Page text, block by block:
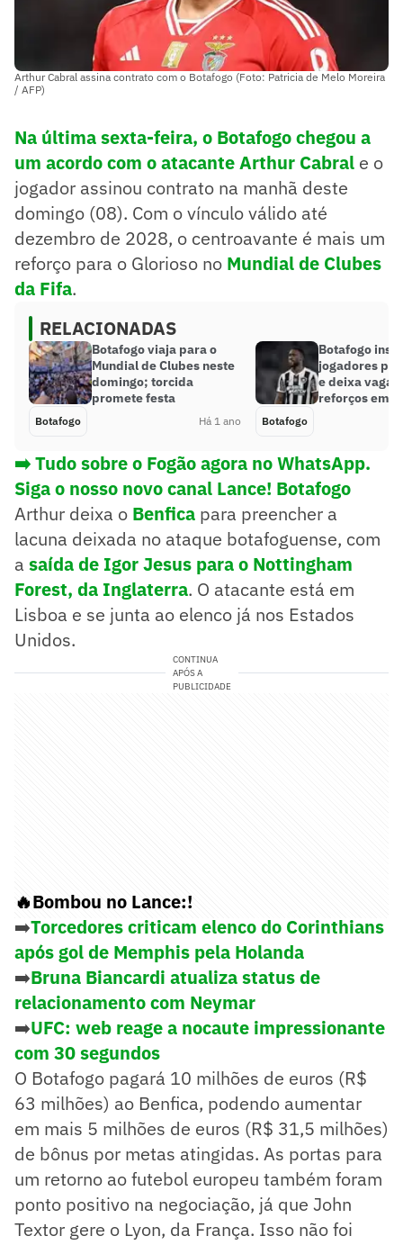
Arthur Cabral assina contrato com o Botafogo (Foto: Patricia de Melo Moreira
/ AFP)
Na última sexta-feira, o Botafogo chegou a
um acordo com o atacante Arthur Cabral e o
jogador assinou contrato na manhã deste
domingo (08). Com o vínculo válido até
dezembro de 2028, o centroavante é mais um
reforço para o Glorioso no Mundial de Clubes
da Fifa.
RELACIONADAS
Botafogo viaja para o
Mundial de Clubes neste
domingo; torcida
promete festa
Botafogo Há 1 ano
Botafogo
jogadores
e deixa vagas
reforços em
Botafogo
➡️ Tudo sobre o Fogão agora no WhatsApp.
Siga o nosso novo canal Lance! Botafogo
Arthur deixa o Benfica para preencher a
lacuna deixada no ataque botafoguense, com
a saída de Igor Jesus para o Nottingham
Forest, da Inglaterra. O atacante está em
Lisboa e se junta ao elenco já nos Estados
Unidos.
CONTINUA
APÓS A
PUBLICIDADE
🔥Bombou no Lance:!
➡️Torcedores criticam elenco do Corinthians
após gol de Memphis pela Holanda
➡️Bruna Biancardi atualiza status de
relacionamento com Neymar
➡️UFC: web reage a nocaute impressionante
com 30 segundos
O Botafogo pagará 10 milhões de euros (R$
63 milhões) ao Benfica, podendo aumentar
em mais 5 milhões de euros (R$ 31,5 milhões)
de bônus por metas atingidas. As portas para
um retorno ao futebol europeu também foram
ponto positivo na negociação, já que John
Textor gere o Lyon, da França. Isso não foi